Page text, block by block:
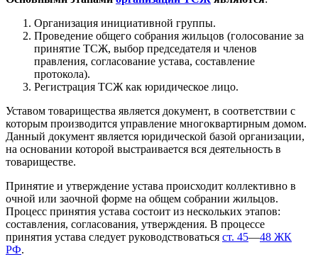
Организация инициативной группы.
Проведение общего собрания жильцов (голосование за
принятие ТСЖ, выбор председателя и членов
правления, согласование устава, составление
протокола).
Регистрация ТСЖ как юридическое лицо.
Уставом товарищества является документ, в соответствии с
которым производится управление многоквартирным домом.
Данный документ является юридической базой организации,
на основании которой выстраивается вся деятельность в
товариществе.
Принятие и утверждение устава происходит коллективно в
очной или заочной форме на общем собрании жильцов.
Процесс принятия устава состоит из нескольких этапов:
составления, согласования, утверждения. В процессе
принятия устава следует руководствоваться ст. 45—48 ЖК
РФ.